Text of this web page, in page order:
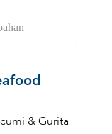
& Gurita